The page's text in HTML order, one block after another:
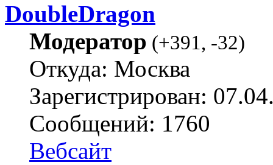
DoubleDragon
Модератор (+391, -32)
Откуда: Москва
Зарегистрирован:
Сообщений: 1760
Вебсайт